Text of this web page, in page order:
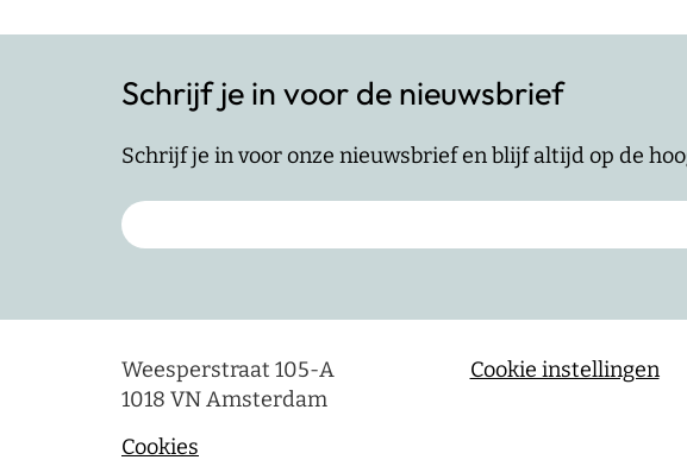
Schrijf je in voor de nieuwsbrief
Schrijf je in voor onze nieuwsbrief en blijf altijd op de
Weesperstraat 105-A
1018 VN Amsterdam
Cookies
Cookie instellingen